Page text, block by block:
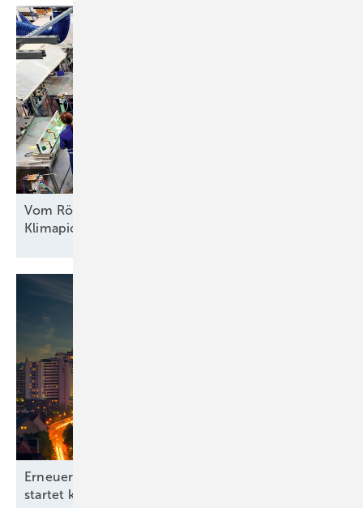
Vom Röhrenfernseher zur
Klimapionier-Technologie
Erneuerbare-Energien-Branchentag in Hannover
startet kommunale